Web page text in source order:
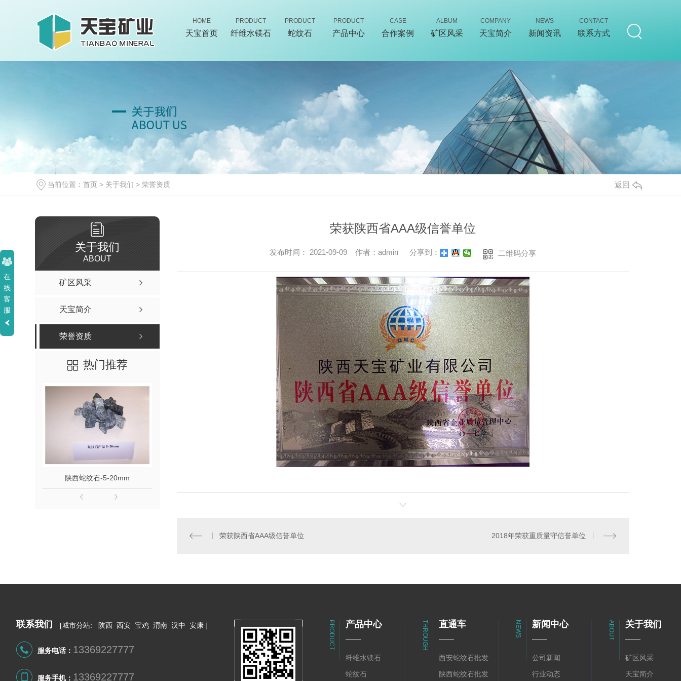
HOME
天宝首页
PRODUCT
纤维水镁石
PRODUCT
蛇纹石
PRODUCT
产品中心
CASE
合作案例
ALBUM
矿区风采
COMPANY
天宝简介
NEWS
新闻资讯
CONTACT
联系方式
当前位置： 首页 > 关于我们 > 荣誉资质 返回
关于我们
ABOUT
矿区风采
天宝简介
荣誉资质
热门推荐
陕西蛇纹石-5-20mm
荣获陕西省AAA级信誉单位
发布时间： 2021-09-09 作者：admin 分享到： 二维码分享
荣获陕西省AAA级信誉单位 2018年荣获重质量守信誉单位
联系我们 [城市分站: 陕西 西安 宝鸡 渭南 汉中 安康 ]
服务电话： 13369227777
服务手机： 13369227777
PRODUCT 产品中心
纤维水镁石
蛇纹石
THROUGH 直通车
西安蛇纹石批发
陕西蛇纹石批发
NEWS 新闻中心
公司新闻
行业动态
ABOUT 关于我们
矿区风采
天宝简介
在
线
客
服